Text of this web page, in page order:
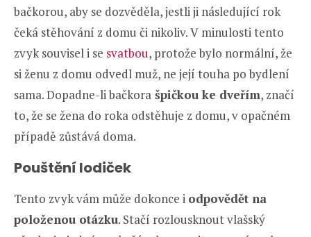
bačkorou, aby se dozvěděla, jestli ji následující rok
čeká stěhování z domu či nikoliv. V minulosti tento
zvyk souvisel i se svatbou, protože bylo normální, že
si ženu z domu odvedl muž, ne její touha po bydlení
sama. Dopadne-li bačkora špičkou ke dveřím, značí
to, že se žena do roka odstěhuje z domu, v opačném
případě zůstává doma.
Pouštění lodiček
Tento zvyk vám může dokonce i odpovědět na
položenou otázku. Stačí rozlousknout vlašský